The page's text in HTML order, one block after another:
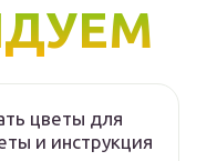
цветы для
и инструкция